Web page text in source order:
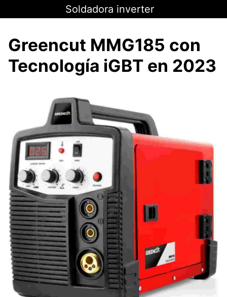
al
Soldadora inverter
Greencut MMG185 con
Tecnología iGBT en 2023